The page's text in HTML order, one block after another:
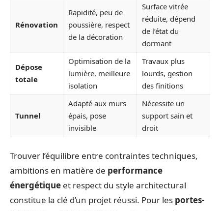
Rénovation
Rapidité, peu de
poussière, respect
de la décoration
Surface vitrée
réduite, dépend
de l’état du
dormant
Dépose
totale
Optimisation de la
lumière, meilleure
isolation
Travaux plus
lourds, gestion
des finitions
Tunnel
Adapté aux murs
épais, pose
invisible
Nécessite un
support sain et
droit
Trouver l’équilibre entre contraintes techniques,
ambitions en matière de performance
énergétique et respect du style architectural
constitue la clé d’un projet réussi. Pour les portes-